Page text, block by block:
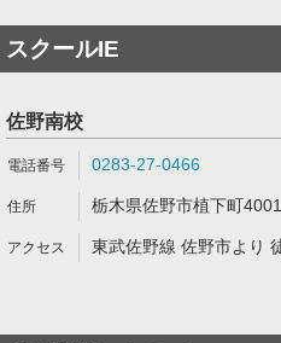
スクールIE
佐野南校
0283-27-0466
栃木県佐野市植下町
東武佐野線 佐野市より